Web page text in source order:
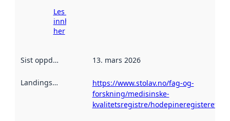
Les meir om
innhenting
her
Sist oppdatert 13. mars 2026
Landingsside
https://www.stolav.no/fag-og-
forskning/medisinske-
kvalitetsregistre/hodepineregisteret/